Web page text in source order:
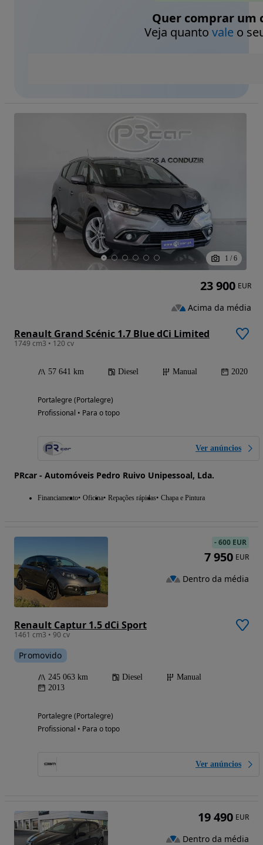
Quer comprar um
Veja quanto valeo
1 / 6
Renault Grand Scénic 1.7 Blue dCi Limited
1749 cm3 • 120 cv
57 641 km Diesel Manual 2020
Portalegre (Portalegre)
Profissional • Para o topo
Ver anúncios
PRcar - Automóveis Pedro Ruivo Unipessoal, Lda.
Financiamento Oficina Repações rápidas Chapa e Pintura
23 900 EUR
Acima da média
Renault Captur 1.5 dCi Sport
1461 cm3 • 90 cv
Promovido
245 063 km Diesel
Manual
2013
Portalegre (Portalegre)
Profissional • Para o topo
Ver anúncios
-600 EUR
7 950 EUR
Dentro da média
19 490 EUR
Dentro da média